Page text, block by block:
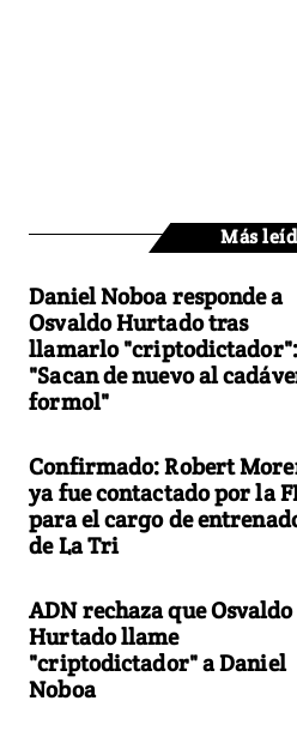
Más
Daniel Noboa responde a
Osvaldo Hurtado tras
llamarlo "criptodictador":
"Sacan de nuevo al
formol"
Confirmado: Robert
ya fue contactado por la
para el cargo de
de La Tri
ADN rechaza que Osvaldo
Hurtado llame
"criptodictador" a Daniel
Noboa